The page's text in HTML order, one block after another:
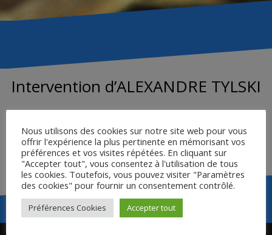
Intervention d’ALEXANDRE TYLSKI
LE MOSAÏQUE MICHEL GONDRY
SITE INTERNET D’ALEXANDRE TYLSKI
Nous utilisons des cookies sur notre site web pour vous
offrir l'expérience la plus pertinente en mémorisant vos
préférences et vos visites répétées. En cliquant sur
"Accepter tout", vous consentez à l'utilisation de tous
les cookies. Toutefois, vous pouvez visiter "Paramètres
des cookies" pour fournir un consentement contrôlé.
Préférences Cookies Accepter tout